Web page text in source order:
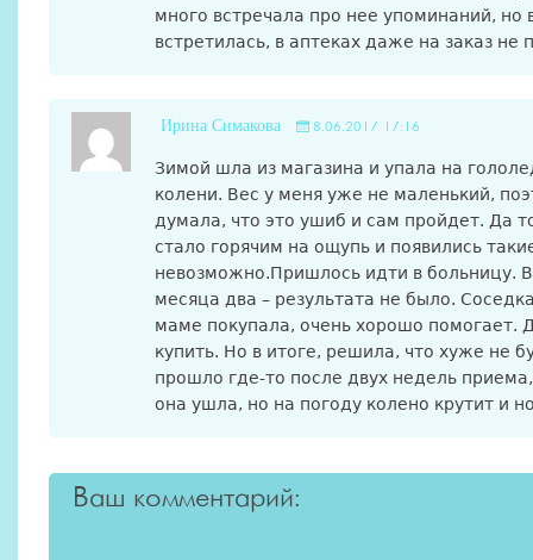
много встречала про нее упоминаний, но
встретилась, в аптеках даже на заказ не
Ирина Симакова 8.06.2017 17:16
Зимой шла из магазина и упала на
колени. Вес у меня уже не маленький,
думала, что это ушиб и сам пройдет. Да
стало горячим на ощупь и появились
невозможно.Пришлось идти в больницу.
месяца два – результата не было.
маме покупала, очень хорошо помогает.
купить. Но в итоге, решила, что хуже не
прошло где-то после двух недель
она ушла, но на погоду колено крутит и
Ваш комментарий: